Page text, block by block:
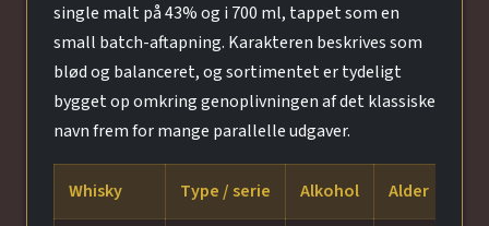
single malt på 43% og i 700 ml, tappet som en
small batch-aftapning. Karakteren beskrives som
blød og balanceret, og sortimentet er tydeligt
bygget op omkring genoplivningen af det klassiske
navn frem for mange parallelle udgaver.
Whisky Type / serie Alkohol Alder